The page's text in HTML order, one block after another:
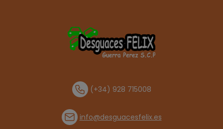
(+34) 928 715008
info@desguacesfelix.es